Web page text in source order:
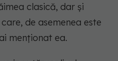
clasică, dar și
de asemenea este
menționat ea.